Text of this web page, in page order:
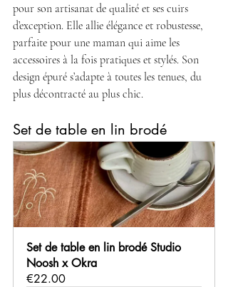
pour son artisanat de qualité et ses cuirs
d’exception. Elle allie élégance et robustesse,
parfaite pour une maman qui aime les
accessoires à la fois pratiques et stylés. Son
design épuré s’adapte à toutes les tenues, du
plus décontracté au plus chic.
Set de table en lin brodé
Set de table en lin brodé Studio
Noosh x Okra
€22.00